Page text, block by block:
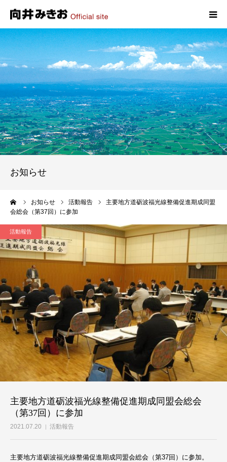
お知らせ
お知らせ 活動報告
主要地方道砺波福光線整備促進期成同盟
会総会（第37回）に参加
活動報告
主要地方道砺波福光線整備促進期成同盟会総会
（第37回）に参加
2021.07.20 活動報告
主要地方道砺波福光線整備促進期成同盟会総会（第37回）に参加。
HOME
プロフィール
政策
活動報告